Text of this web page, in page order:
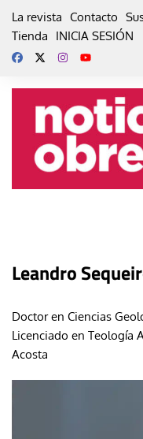
La revista Contacto
Tienda
INICIA SESIÓN
Leandro
Doctor en Ciencias
Licenciado en Teología
Acosta